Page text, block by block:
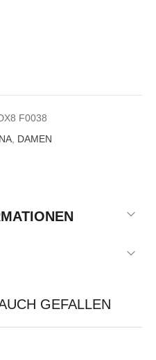
F0038
DAMEN
GEFALLEN